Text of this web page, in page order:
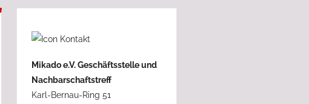
Mikado e.V. Geschäftsstelle und
Nachbarschaftstreff
Karl-Bernau-Ring 51